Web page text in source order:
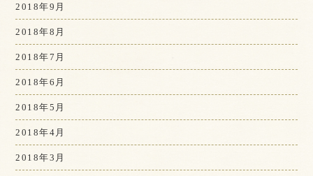
2018年9月
2018年8月
2018年7月
2018年6月
2018年5月
2018年4月
2018年3月